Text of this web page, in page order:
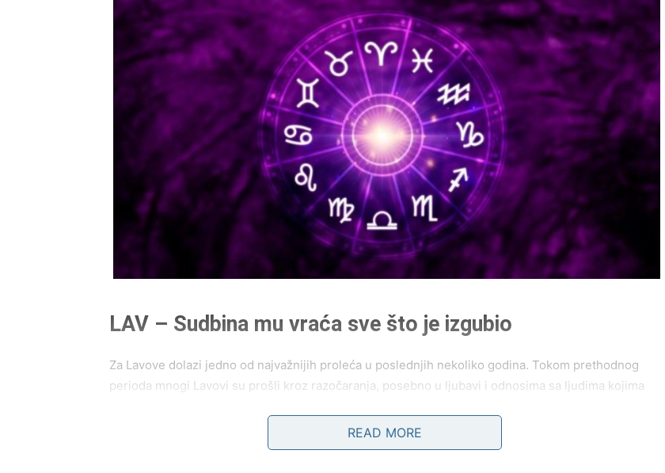
LAV – Sudbina mu vraća sve što je izgubio
Za Lavove dolazi jedno od najvažnijih proleća u poslednjih nekoliko godina. Tokom prethodnog
perioda mnogi Lavovi su prošli kroz razočaranja, posebno u ljubavi i odnosima sa ljudima kojima
obnove i velikih šansi.
READ MORE